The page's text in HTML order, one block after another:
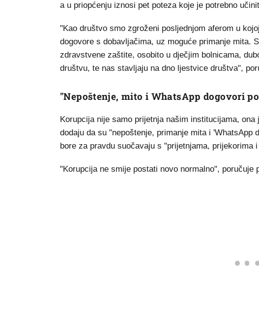
a u priopćenju iznosi pet poteza koje je potrebno
"Kao društvo smo zgroženi posljednjom aferom u
dogovore s dobavljačima, uz moguće primanje mita.
zdravstvene zaštite, osobito u dječjim bolnicama,
društvu, te nas stavljaju na dno ljestvice društva",
"Nepoštenje, mito i WhatsApp dogovori
Korupcija nije samo prijetnja našim institucijama,
dodaju da su "nepoštenje, primanje mita i
bore za pravdu suočavaju s "prijetnjama, prijekorima
"Korupcija ne smije postati novo normalno", poručuje